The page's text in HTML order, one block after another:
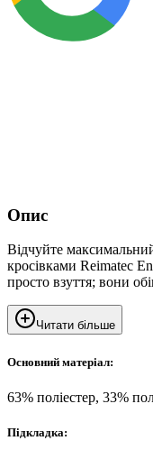
Опис
Відчуйте
кросівками Reimatec
просто взуття; вони
Читати більше
Основний матеріал:
63% поліестер, 33%
Підкладка: